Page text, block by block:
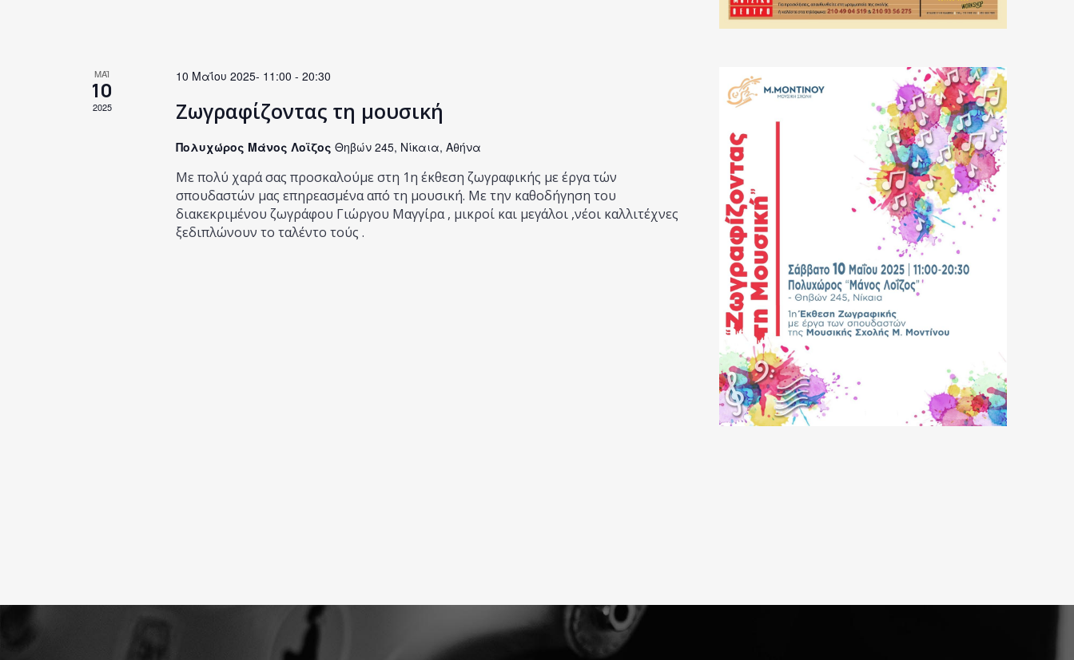
ΜΑΪ
10
2025
10 Μαΐου 2025- 11:00 - 20:30
Ζωγραφίζοντας τη μουσική
Πολυχώρος Μάνος Λοϊζος Θηβών 245, Νίκαια, Αθήνα
Με πολύ χαρά σας προσκαλούμε στη 1η έκθεση ζωγραφικής με έργα τών
σπουδαστών μας επηρεασμένα από τη μουσική. Με την καθοδήγηση του
διακεκριμένου ζωγράφου Γιώργου Μαγγίρα , μικροί και μεγάλοι ,νέοι καλλιτέχνες
ξεδιπλώνουν το ταλέντο τούς .